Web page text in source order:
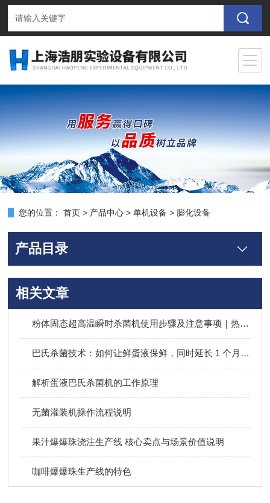
您的位置： 首页 > 产品中心 >单机设备 > 膨化设备
产品目录
相关文章
粉体固态超高温瞬时杀菌机使用步骤及注意事项｜热敏性粉体杀菌操作指南
巴氏杀菌技术：如何让鲜蛋液保鲜，同时延长 1 个月保质期？
解析蛋液巴氏杀菌机的工作原理
无菌灌装机操作流程说明
果汁爆爆珠浇注生产线 核心卖点与场景价值说明
咖啡爆爆珠生产线的特色